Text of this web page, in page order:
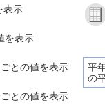
表示
を表示
平
の
との値を表示
との値を表示